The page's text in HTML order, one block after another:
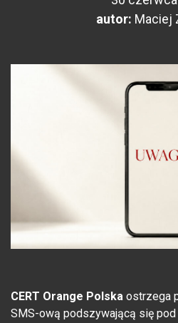
autor: Maciej
CERT Orange Polska ostrzega
SMS-ową podszywającą się pod